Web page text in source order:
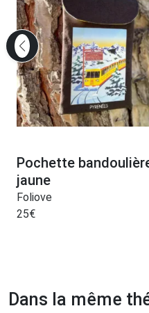
Pochette
jaune
Foliove
25€
Dans la même